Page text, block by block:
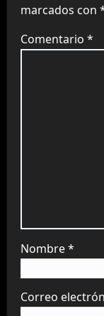
marcados con
Comentario *
Nombre*
Correo